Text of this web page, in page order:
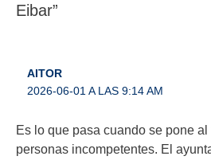
Eibar”
AITOR
2026-06-01 A LAS 9:14 AM
Es lo que pasa cuando se pone
personas incompetentes. El